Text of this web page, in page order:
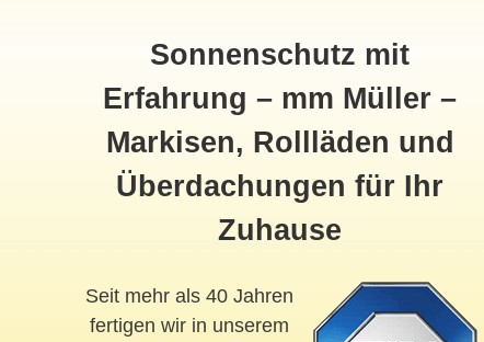
Sonnenschutz mit
Erfahrung – mm Müller –
Markisen, Rollläden und
Überdachungen für Ihr
Zuhause
Seit mehr als 40 Jahren
fertigen wir in unserem